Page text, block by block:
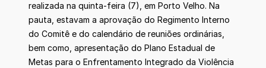
realizada na quinta-feira (7), em Porto Velho. Na
pauta, estavam a aprovação do Regimento Interno
do Comitê e do calendário de reuniões ordinárias,
bem como, apresentação do Plano Estadual de
Metas para o Enfrentamento Integrado da Violência